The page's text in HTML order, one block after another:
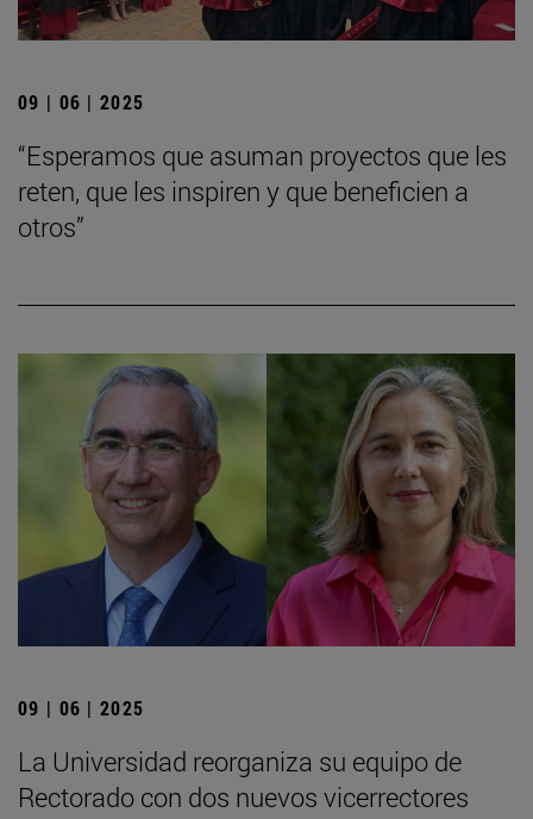
09 | 06 | 2025
“Esperamos que asuman proyectos que les
reten, que les inspiren y que beneficien a
otros”
09 | 06 | 2025
La Universidad reorganiza su equipo de
Rectorado con dos nuevos vicerrectores